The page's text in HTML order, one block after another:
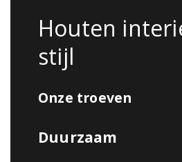
Houten
stijl
Onze troeven
Duurzaam